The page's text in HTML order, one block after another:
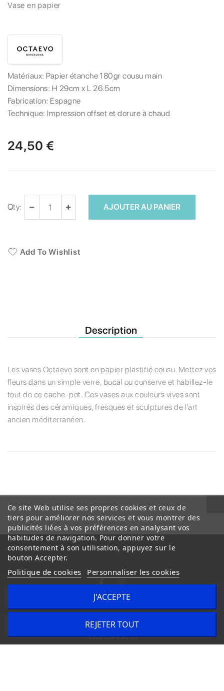
Vase en papier
Matériaux: Papier étanche 180gr cousu main
Dimensions: H 29cm x L 26.5cm
Fabrication: Espagne
Technique: Impression offset et dorure à chaud
24,50 €
Qty: AJOUTER AU PANIER
Add To Wishlist
Description
Les vases Octaevo sont en papier plastifié cousu. Mettez vos
fleurs dans un simple verre, bocal ou conserve et habillez-le
tout de ce cache-pot. Ces vases aux couleurs vives sont
inspirés des céramiques, fresques et sculptures de l'art
ancien méditerranéen.
Conditions Générales de Vente
Nous contacter
Ce site Web utilise ses propres cookies et ceux de
tiers pour améliorer nos services et vous montrer des
publicités liées à vos préférences en analysant vos
habitudes de navigation. Pour donner votre
consentement à son utilisation, appuyez sur le
bouton Accepter.
Politique de cookies Personnaliser les cookies
REJETER TOUT
J'ACCEPTE